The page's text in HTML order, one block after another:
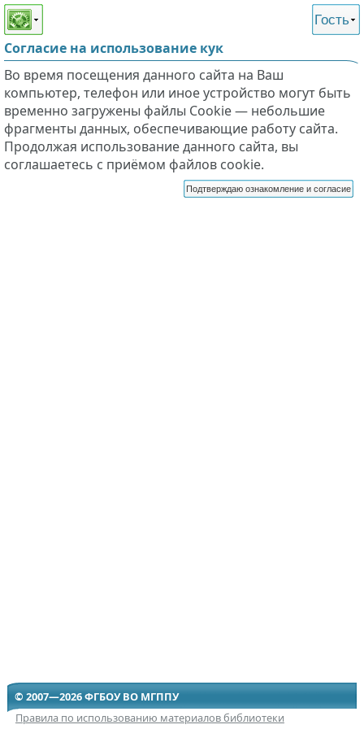
Этот сайт поддерживает
слабовидящих
Гость
Согласие на использование кук
Во время посещения данного сайта на Ваш
компьютер, телефон или иное устройство могут быть
временно загружены файлы Cookie — небольшие
фрагменты данных, обеспечивающие работу сайта.
Продолжая использование данного сайта, вы
соглашаетесь с приёмом файлов cookie.
Подтверждаю ознакомление и согласие
© 2007—2026 ФГБОУ ВО МГППУ
Правила по использованию материалов библиотеки